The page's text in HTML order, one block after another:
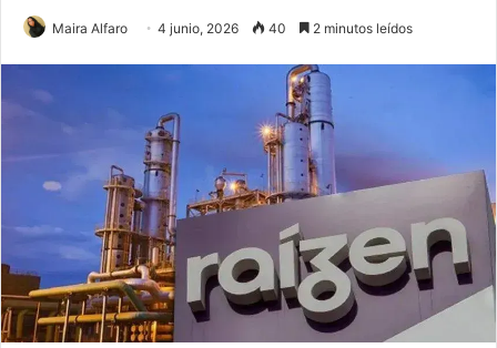
Maira Alfaro 4 junio, 2026 40 2 minutos leídos